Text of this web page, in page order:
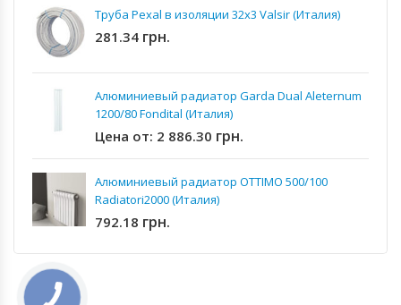
Труба Pexal в изоляции 32x3 Valsir (Италия)
281.34 грн.
Алюминиевый радиатор Garda Dual Aleternum
1200/80 Fondital (Италия)
Цена от: 2 886.30 грн.
Алюминиевый радиатор OTTIMO 500/100
Radiatori2000 (Италия)
792.18 грн.